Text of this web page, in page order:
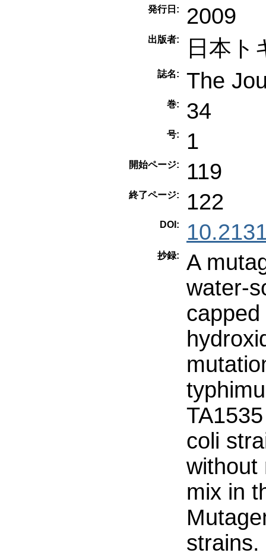
発行日: 2009
出版者: 日本ト
誌名: The
巻: 34
号: 1
開始ページ: 119
終了ページ: 122
DOI:
抄録:
A
water-
coli
without
mix in
strains.